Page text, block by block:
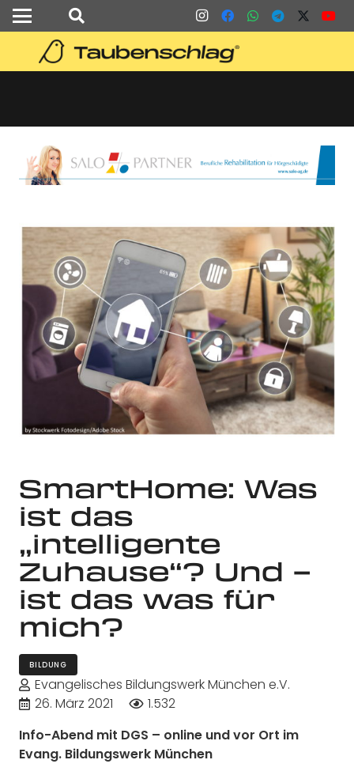
SmartHome: Was
ist das
„intelligente
Zuhause“? Und –
ist das was für
mich?
BILDUNG
Evangelisches Bildungswerk München e.V.
26. März 2021
1.532
Info-Abend mit DGS – online und vor Ort im
Evang. Bildungswerk München